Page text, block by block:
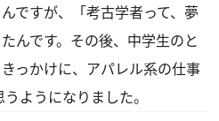
ですが、「考古学者って、夢
んです。その後、中学生のと
っかけに、アパレル系の仕事
ようになりました。